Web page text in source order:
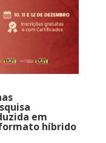
em
híbrido